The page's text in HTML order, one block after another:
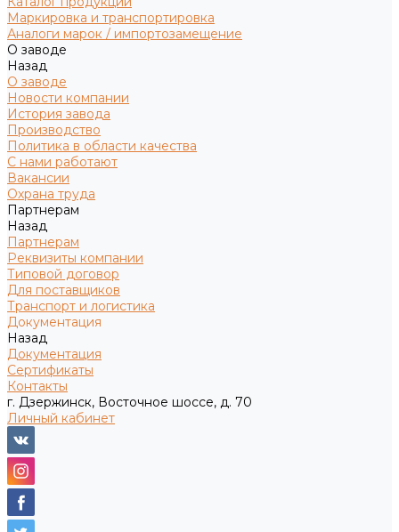
Маркировка и транспортировка
Аналоги марок / импортозамещение
О заводе
Назад
О заводе
Новости компании
История завода
Производство
Политика в области качества
С нами работают
Вакансии
Охрана труда
Партнерам
Назад
Партнерам
Реквизиты компании
Типовой договор
Для поставщиков
Транспорт и логистика
Документация
Назад
Документация
Сертификаты
Контакты
г. Дзержинск, Восточное шоссе, д. 70
Личный кабинет